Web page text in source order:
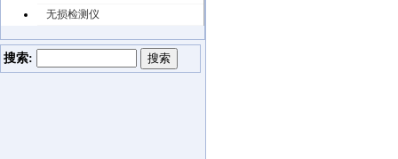
无损检测仪
搜索: